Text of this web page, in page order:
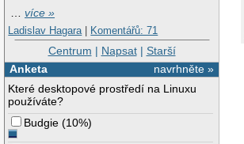
…více »
Ladislav Hagara | Komentářů: 71
Centrum | Napsat| Starší
navrhněte »
Anketa
Které desktopové prostředí na Linuxu
používáte?
Budgie (10%)